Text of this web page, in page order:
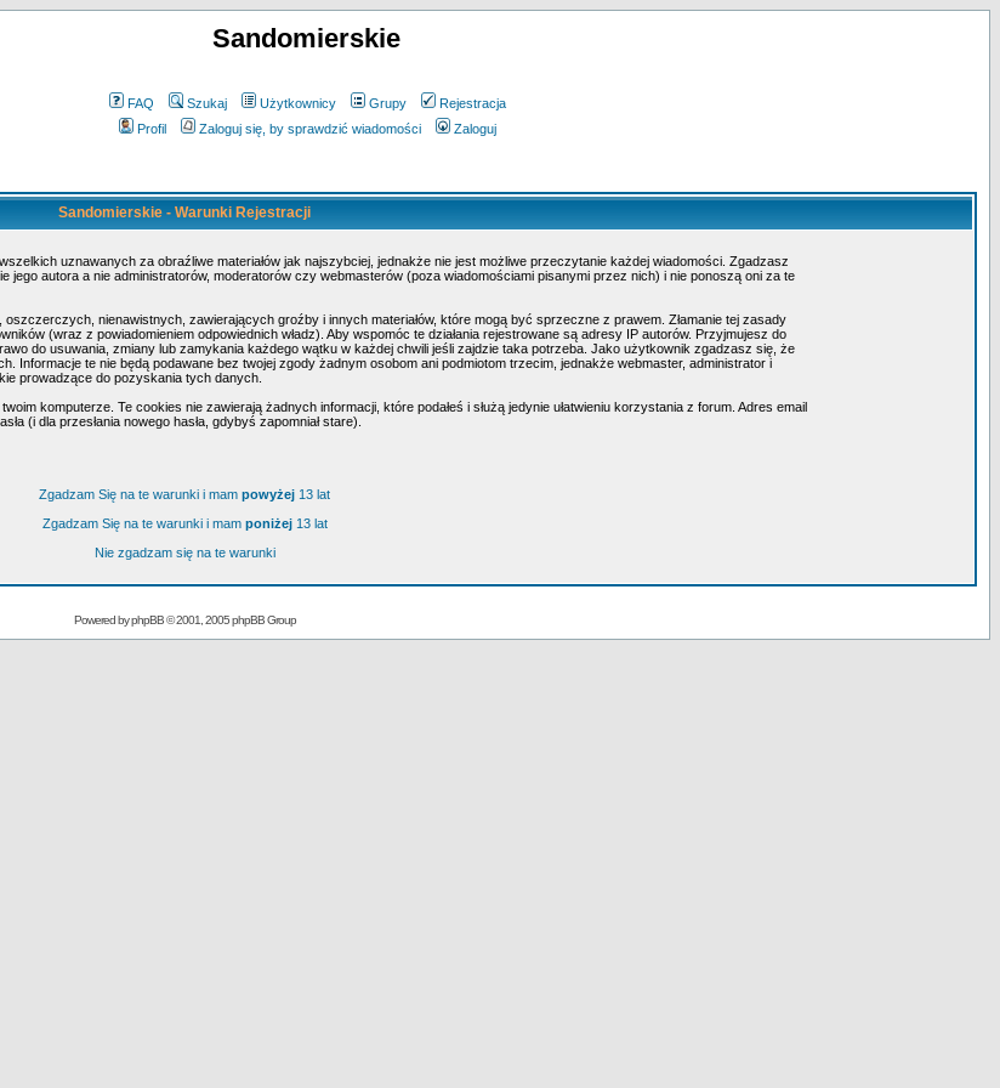
Sandomierskie
FAQ Szukaj Użytkownicy Grupy
Rejestracja
Profil
Zaloguj się, by sprawdzić wiadomości Zaloguj
Sandomierskie - Warunki Rejestracji
uznawanych za obraźliwe materiałów jak najszybciej, jednakże nie jest możliwe przeczytanie każdej wiadomości. Zgadzasz
autora a nie administratorów, moderatorów czy webmasterów (poza wiadomościami pisanymi przez nich) i nie ponoszą oni za te
nienawistnych, zawierających groźby i innych materiałów, które mogą być sprzeczne z prawem. Złamanie tej zasady
(wraz z powiadomieniem odpowiednich władz). Aby wspomóc te działania rejestrowane są adresy IP autorów. Przyjmujesz do
do usuwania, zmiany lub zamykania każdego wątku w każdej chwili jeśli zajdzie taka potrzeba. Jako użytkownik zgadzasz się, że
Informacje te nie będą podawane bez twojej zgody żadnym osobom ani podmiotom trzecim, jednakże webmaster, administrator i
prowadzące do pozyskania tych danych.
komputerze. Te cookies nie zawierają żadnych informacji, które podałeś i służą jedynie ułatwieniu korzystania z forum. Adres email
(i dla przesłania nowego hasła, gdybyś zapomniał stare).
Zgadzam Się na te warunki i mam powyżej 13 lat
Zgadzam Się na te warunki i mam poniżej13 lat
Nie zgadzam się na te warunki
Powered byphpBB© 2001, 2005 phpBB Group